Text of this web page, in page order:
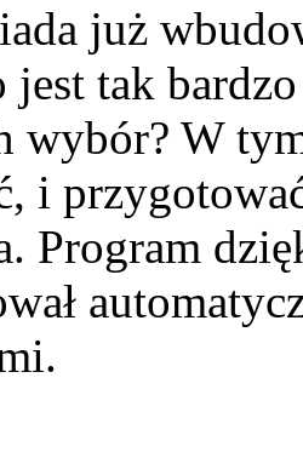
już
jest tak
wybór? W
i
Program